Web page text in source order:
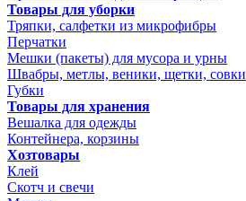
Товары для уборки
Тряпки, салфетки из микрофибры
Перчатки
Мешки (пакеты) для мусора и урны
Швабры, метлы, веники, щетки, совки
Губки
Товары для хранения
Вешалка для одежды
Контейнера, корзины
Хозтовары
Клей
Скотч и свечи